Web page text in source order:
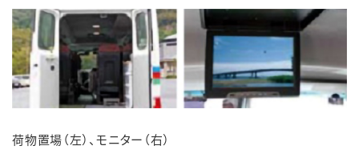
荷物置場（左）、モニター（右）